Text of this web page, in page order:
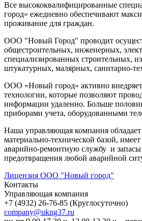
Все высококвалифицированные
город» ежедневно обеспечивают
проживание для граждан.
ООО "Новый Город" проводит
общестроительных, инженерных,
специализированных строительных,
штукатурных, малярных, санитарно-
ООО «Новый город» активно
технологии, которые позволяют
информации удаленно. Больше
приборами учета, оборудованными
Наша управляющая компания
материально-технической базой,
аварийно-ремонтную службу и запасы
предотвращения любой аварийной
Лицензия ООО "Новый город"
Контакты
Управляющая компания
+7 (4932) 26-76-85 (Круглосуточно)
company@ukng37.ru